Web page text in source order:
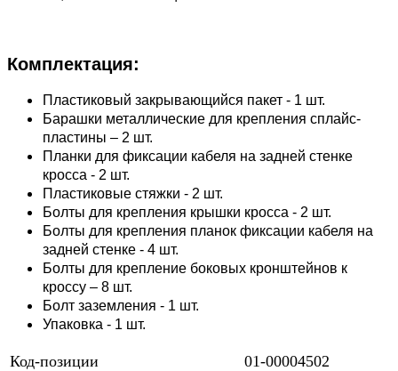
Комплектация:
Пластиковый закрывающийся пакет - 1 шт.
Барашки металлические для крепления сплайс-
пластины – 2 шт.
Планки для фиксации кабеля на задней стенке
кросса - 2 шт.
Пластиковые стяжки - 2 шт.
Болты для крепления крышки кросса - 2 шт.
Болты для крепления планок фиксации кабеля на
задней стенке - 4 шт.
Болты для крепление боковых кронштейнов к
кроссу – 8 шт.
Болт заземления - 1 шт.
Упаковка - 1 шт.
Код-позиции
01-00004502